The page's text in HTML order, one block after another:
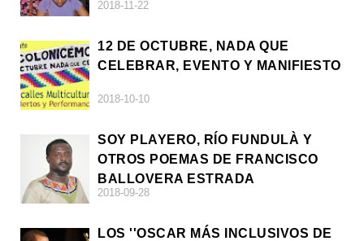
2018-11-22
12 DE OCTUBRE, NADA QUE
CELEBRAR, EVENTO Y MANIFIESTO
2018-10-10
SOY PLAYERO, RÍO FUNDULÀ Y
OTROS POEMAS DE FRANCISCO
BALLOVERA ESTRADA
2018-09-28
LOS ''OSCAR MÁS INCLUSIVOS DE